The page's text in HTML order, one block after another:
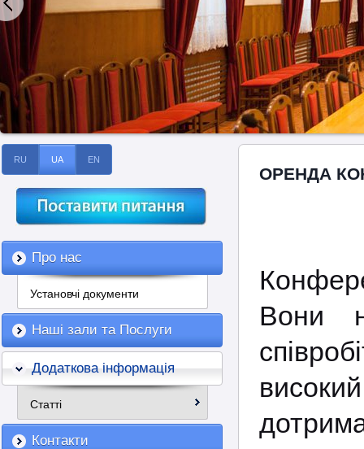
RU UA EN
Про нас
Установчі документи
Наші зали та Послуги
Додаткова інформація
Статті
Контакти
ОРЕНДА
Вони